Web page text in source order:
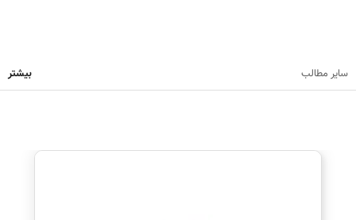
سایر مطالب بیشتر